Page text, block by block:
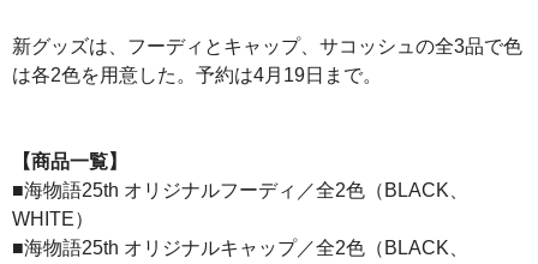
新グッズは、フーディとキャップ、サコッシュの全3品で色
は各2色を用意した。予約は4月19日まで。
【商品一覧】
■海物語25th オリジナルフーディ／全2色（BLACK、
WHITE）
■海物語25th オリジナルキャップ／全2色（BLACK、